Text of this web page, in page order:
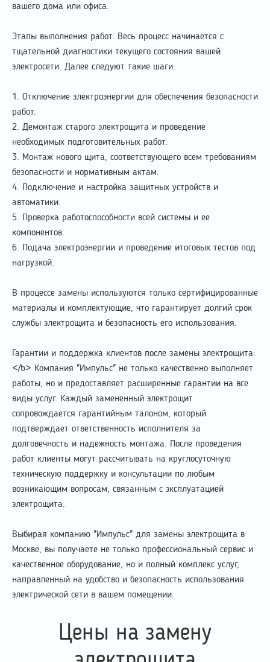
вашего дома или офиса.
Этапы выполнения работ: Весь процесс начинается с
тщательной диагностики текущего состояния вашей
электросети. Далее следуют такие шаги:
1. Отключение электроэнергии для обеспечения безопасности
работ.
2. Демонтаж старого электрощита и проведение
необходимых подготовительных работ.
3. Монтаж нового щита, соответствующего всем требованиям
безопасности и нормативным актам.
4. Подключение и настройка защитных устройств и
автоматики.
5. Проверка работоспособности всей системы и ее
компонентов.
6. Подача электроэнергии и проведение итоговых тестов под
нагрузкой.
В процессе замены используются только сертифицированные
материалы и комплектующие, что гарантирует долгий срок
службы электрощита и безопасность его использования.
Гарантии и поддержка клиентов после замены электрощита:
</b> Компания "Импульс" не только качественно выполняет
работы, но и предоставляет расширенные гарантии на все
виды услуг. Каждый замененный электрощит
сопровождается гарантийным талоном, который
подтверждает ответственность исполнителя за
долговечность и надежность монтажа. После проведения
работ клиенты могут рассчитывать на круглосуточную
техническую поддержку и консультации по любым
возникающим вопросам, связанным с эксплуатацией
электрощита.
Выбирая компанию "Импульс" для замены электрощита в
Москве, вы получаете не только профессиональный сервис и
качественное оборудование, но и полный комплекс услуг,
направленный на удобство и безопасность использования
электрической сети в вашем помещении.
Цены на замену